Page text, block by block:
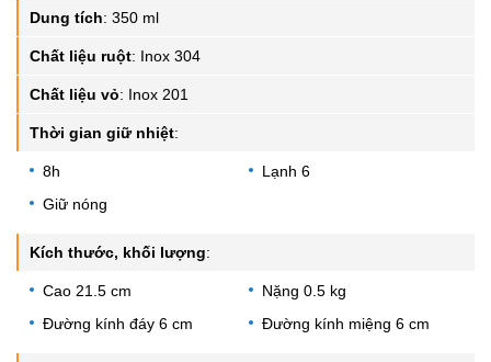
Dung tích: 350 ml
Chất liệu ruột: Inox 304
Chất liệu vỏ: Inox 201
Thời gian giữ nhiệt:
8h
Lạnh 6
Giữ nóng
Kích thước, khối lượng:
Cao 21.5 cm
Nặng 0.5 kg
Đường kính đáy 6 cm
Đường kính miệng 6 cm